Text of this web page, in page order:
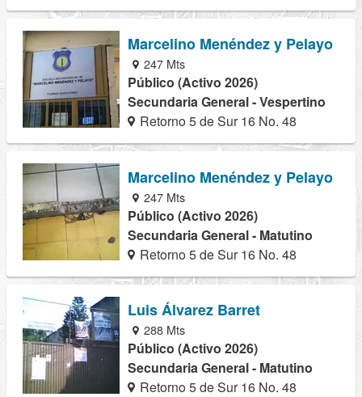
Marcelino Menéndez y Pelayo
247 Mts
Público (Activo 2026)
Secundaria General - Vespertino
Retorno 5 de Sur 16 No. 48
Marcelino Menéndez y Pelayo
247 Mts
Público (Activo 2026)
Secundaria General - Matutino
Retorno 5 de Sur 16 No. 48
Luis Álvarez Barret
288 Mts
Público (Activo 2026)
Secundaria General - Matutino
Retorno 5 de Sur 16 No. 48